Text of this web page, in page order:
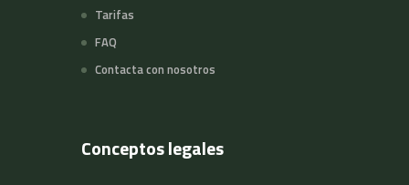
Tarifas
FAQ
Contacta con nosotros
Conceptos legales